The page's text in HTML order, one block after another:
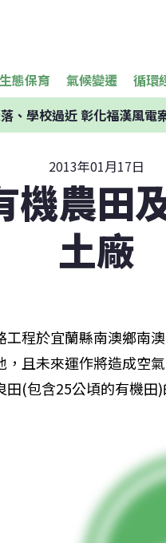
生態保育 氣候變遷 循環
、學校過近 彰化福漢風電
2013年01月17日
機農田
土廠
工程於宜蘭縣南澳鄉南
，且未來運作將造成空
田(包含25公頃的有機